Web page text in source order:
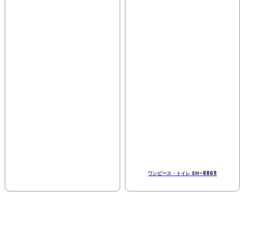
ワンピース・トイレ SH-8869